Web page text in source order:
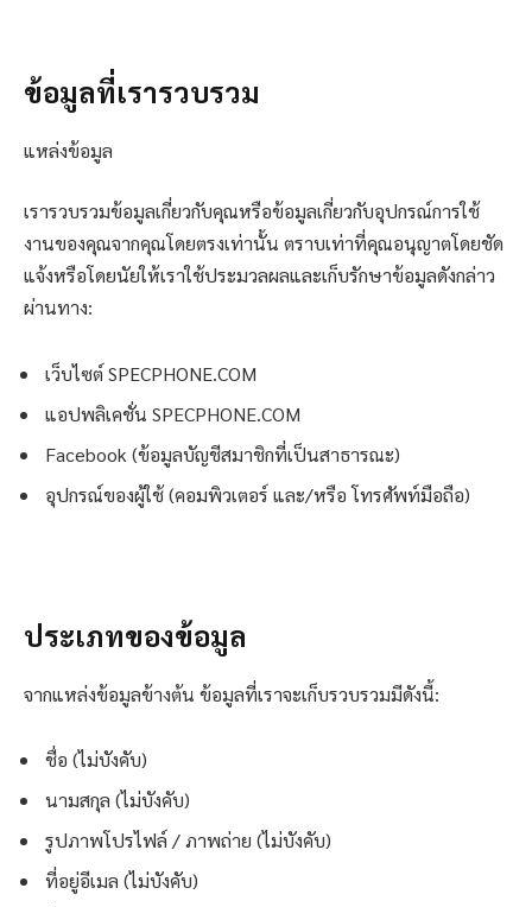
ข้อมูลที่เรารวบรวม
แหล่งข้อมูล
เรารวบรวมข้อมูลเกี่ยวกับคุณหรือข้อมูลเกี่ยวกับอุปกรณ์การใช้
งานของคุณจากคุณโดยตรงเท่านั้น ตราบเท่าที่คุณอนุญาตโดยชัด
แจ้งหรือโดยนัยให้เราใช้ประมวลผลและเก็บรักษาข้อมูลดังกล่าว
ผ่านทาง:
เว็บไซต์ SPECPHONE.COM
แอปพลิเคชั่น SPECPHONE.COM
Facebook (ข้อมูลบัญชีสมาชิกที่เป็นสาธารณะ)
อุปกรณ์ของผู้ใช้ (คอมพิวเตอร์ และ/หรือ โทรศัพท์มือถือ)
ประเภทของข้อมูล
จากแหล่งข้อมูลข้างต้น ข้อมูลที่เราจะเก็บรวบรวมมีดังนี้:
ชื่อ (ไม่บังคับ)
นามสกุล (ไม่บังคับ)
รูปภาพโปรไฟล์ / ภาพถ่าย (ไม่บังคับ)
ที่อยู่อีเมล (ไม่บังคับ)